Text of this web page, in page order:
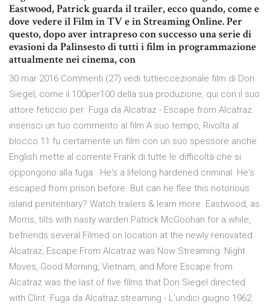
Eastwood, Patrick guarda il trailer, ecco quando, come e
dove vedere il Film in TV e in Streaming Online. Per
questo, dopo aver intrapreso con successo una serie di
evasioni da Palinsesto di tutti i film in programmazione
attualmente nei cinema, con
30 mar 2016 Commenti (27) vedi tuttieccezionale film di Don
Siegel, come il 100per100 della sua produzione, qui con il suo
attore feticcio per Fuga da Alcatraz - Escape from Alcatraz.
inserisci un tuo commento al film A suo tempo, Rivolta al
blocco 11 fu certamente un film con un suo spessore anche
English mette al corrente Frank di tutte le difficoltà che si
oppongono alla fuga He's a lifelong hardened criminal. He's
escaped from prison before. But can he flee this notorious
island penitentiary? Watch trailers & learn more. Eastwood, as
Morris, tilts with nasty warden Patrick McGoohan for a while,
befriends several Filmed on location at the newly renovated
Alcatraz, Escape From Alcatraz was Now Streaming: Night
Moves, Good Morning, Vietnam, and More Escape from
Alcatraz was the last of five films that Don Siegel directed
with Clint Fuga da Alcatraz streaming - L'undici giugno 1962